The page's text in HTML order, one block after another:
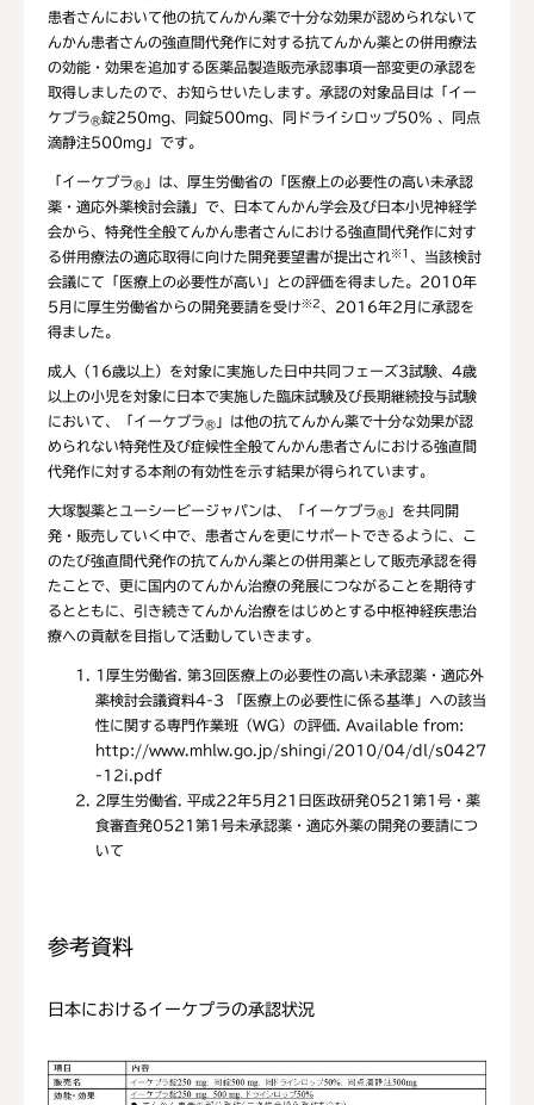
患者さんにおいて他の抗てんかん薬で十分な効果が認められないて
んかん患者さんの強直間代発作に対する抗てんかん薬との併用療法
の効能・効果を追加する医薬品製造販売承認事項一部変更の承認を
取得しましたので、お知らせいたします。承認の対象品目は「イー
ケプラ®錠250mg、同錠500mg、同ドライシロップ50% 、同点
滴静注500mg」です。
「イーケプラ® 」は、厚生労働省の「医療上の必要性の高い未承認
薬・適応外薬検討会議」で、日本てんかん学会及び日本小児神経学
会から、特発性全般てんかん患者さんにおける強直間代発作に対す
る併用療法の適応取得に向けた開発要望書が提出され※1 、当該検討
会議にて「医療上の必要性が高い」との評価を得ました。2010年
5月に厚生労働省からの開発要請を受け※2 、2016年2月に承認を
得ました。
成人（16歳以上）を対象に実施した日中共同フェーズ3試験、4歳
以上の小児を対象に日本で実施した臨床試験及び長期継続投与試験
において、「イーケプラ® 」は他の抗てんかん薬で十分な効果が認
められない特発性及び症候性全般てんかん患者さんにおける強直間
代発作に対する本剤の有効性を示す結果が得られています。
大塚製薬とユーシービージャパンは、「イーケプラ® 」を共同開
発・販売していく中で、患者さんを更にサポートできるように、こ
のたび強直間代発作の抗てんかん薬との併用薬として販売承認を得
たことで、更に国内のてんかん治療の発展につながることを期待す
るとともに、引き続きてんかん治療をはじめとする中枢神経疾患治
療への貢献を目指して活動していきます。
1 厚生労働省. 第3回医療上の必要性の高い未承認薬・適応外
薬検討会議資料4-3 「医療上の必要性に係る基準」への該当
性に関する専門作業班（WG）の評価. Available from:
http://www.mhlw.go.jp/shingi/2010/04/dl/s0427
-12i.pdf
2厚生労働省. 平成22年5月21日医政研発0521第1号・薬
食審査発0521第1号未承認薬・適応外薬の開発の要請につ
いて
参考資料
日本におけるイーケプラの承認状況